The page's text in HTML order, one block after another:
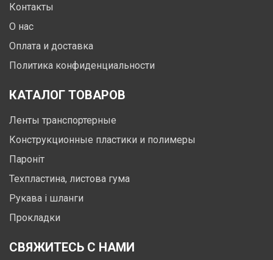
Контакты
О нас
Оплата и доставка
Политика конфиденциальности
КАТАЛОГ ТОВАРОВ
Ленты транспортерные
Конструкционные пластики и полимеры
Пароніт
Техпластина, листова гума
Рукава і шланги
Прокладки
СВЯЖИТЕСЬ С НАМИ